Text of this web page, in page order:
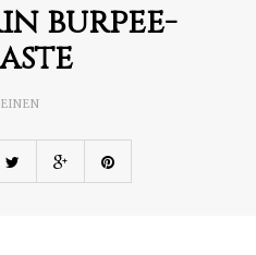
burpee-